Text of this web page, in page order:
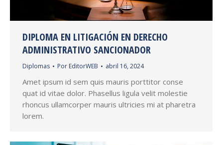
DIPLOMA EN LITIGACIÓN EN DERECHO
ADMINISTRATIVO SANCIONADOR
Diplomas Por EditorWEB abril 16, 2024
Amet ipsum id sem quis mauris porttitor conse
quat id vitae dolor. Phasellus ligula velit molestie
rhoncus ullamcorper mauris ultricies mi at pharetra
lorem.